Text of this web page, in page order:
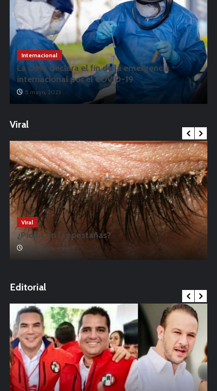
Internacional
La OMS declara el fin de la emergencia
internacional por el COVID-19
5 mayo, 2023
Viral
Viral
¿Piojos en las pestañas?
17 noviembre, 2019
Editorial